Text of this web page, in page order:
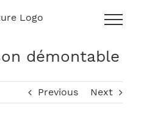
démontable
Previous Next